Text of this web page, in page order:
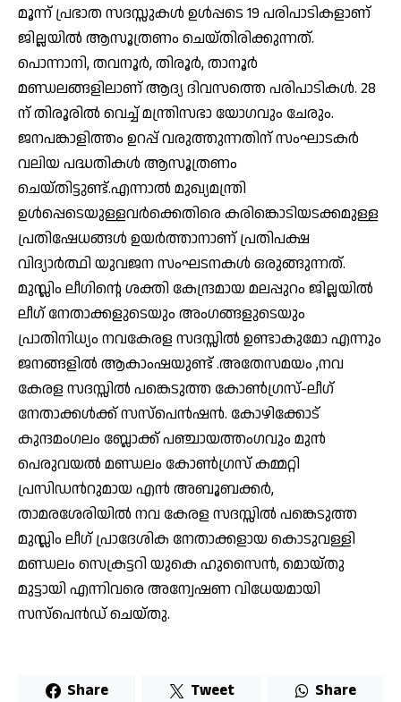
മൂന്ന് പ്രഭാത സദസ്സുകൾ ഉൾപ്പടെ 19 പരിപാടികളാണ്
ജില്ലയിൽ ആസൂത്രണം ചെയ്തിരിക്കുന്നത്.
പൊന്നാനി, തവനൂർ, തിരൂർ, താനൂർ
മണ്ഡലങ്ങളിലാണ് ആദ്യ ദിവസത്തെ പരിപാടികൾ. 28
ന് തിരൂരിൽ വെച്ച് മന്ത്രിസഭാ യോഗവും ചേരും.
ജനപങ്കാളിത്തം ഉറപ്പ് വരുത്തുന്നതിന് സംഘാടകർ
വലിയ പദ്ധതികൾ ആസൂത്രണം
ചെയ്തിട്ടുണ്ട്.എന്നാൽ മുഖ്യമന്ത്രി
ഉൾപ്പെടെയുള്ളവർക്കെതിരെ കരിങ്കൊടിയടക്കമുള്ള
പ്രതിഷേധങ്ങൾ ഉയർത്താനാണ് പ്രതിപക്ഷ
വിദ്യാർത്ഥി യുവജന സംഘടനകള്‍ ഒരുങ്ങുന്നത്.
മുസ്ലിം ലീഗിന്റെ ശക്തി കേന്ദ്രമായ മലപ്പുറം ജില്ലയിൽ
ലീഗ് നേതാക്കളുടെയും അംഗങ്ങളുടെയും
പ്രാതിനിധ്യം നവകേരള സദസ്സിൽ ഉണ്ടാകുമോ എന്നും
ജനങ്ങളിൽ ആകാംഷയുണ്ട് .അതേസമയം ,നവ
കേരള സദസ്സിൽ പങ്കെടുത്ത കോൺഗ്രസ്-ലീഗ്
നേതാക്കൾക്ക് സസ്പെൻഷൻ. കോഴിക്കോട്
കുന്ദമംഗലം ബ്ലോക്ക് പഞ്ചായത്തംഗവും മുൻ
പെരുവയൽ മണ്ഡലം കോൺഗ്രസ് കമ്മറ്റി
പ്രസിഡൻറുമായ എൻ അബൂബക്കർ,
താമരശേരിയിൽ നവ കേരള സദസ്സിൽ പങ്കെടുത്ത
മുസ്ലിം ലീഗ് പ്രാദേശിക നേതാക്കളായ കൊടുവള്ളി
മണ്ഡലം സെക്രട്ടറി യുകെ ഹുസൈൻ, മൊയ്തു
മുട്ടായി എന്നിവരെ അന്വേഷണ വിധേയമായി
സസ്പെൻഡ് ചെയ്തു.
Share Tweet Share